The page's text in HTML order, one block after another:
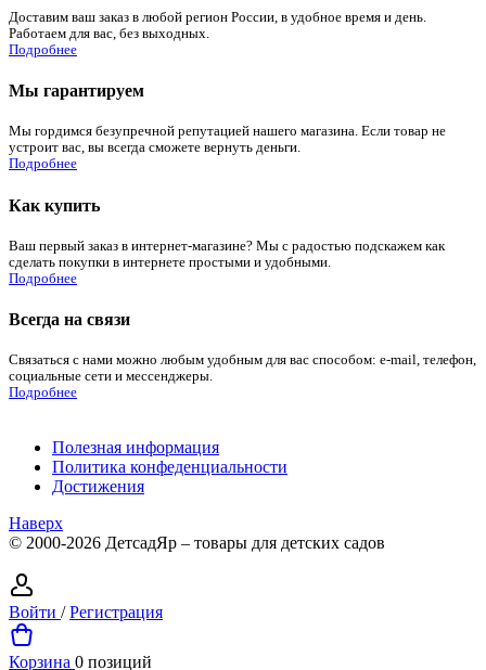
Доставим ваш заказ в любой регион России, в удобное время и день.
Работаем для вас, без выходных.
Подробнее
Мы гарантируем
Мы гордимся безупречной репутацией нашего магазина. Если товар не
устроит вас, вы всегда сможете вернуть деньги.
Подробнее
Как купить
Ваш первый заказ в интернет-магазине? Мы с радостью подскажем как
сделать покупки в интернете простыми и удобными.
Подробнее
Всегда на связи
Связаться с нами можно любым удобным для вас способом: e-mail, телефон,
социальные сети и мессенджеры.
Подробнее
Полезная информация
Политика конфеденциальности
Достижения
Наверх
© 2000-2026 ДетсадЯр – товары для детских садов
Войти /Регистрация
Корзина 0 позиций